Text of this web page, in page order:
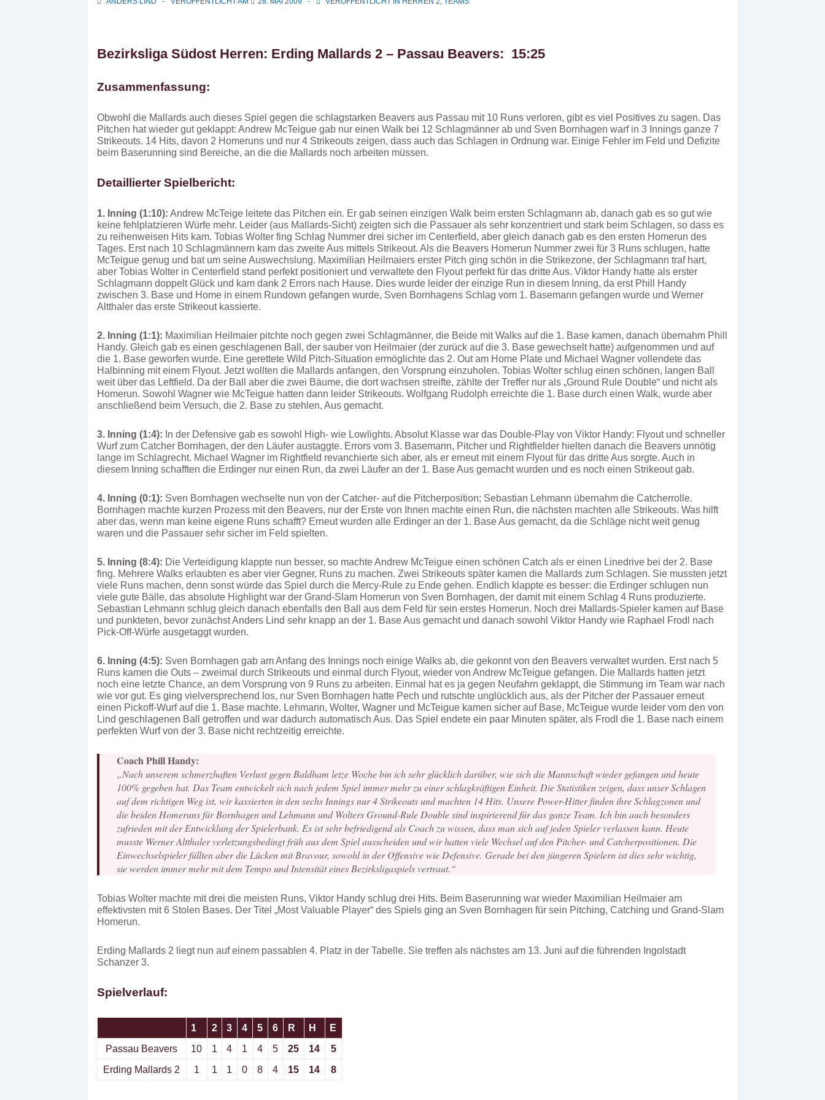
Bezirksliga Südost Herren: Erding Mallards 2 – Passau Beavers: 15:25
Zusammenfassung:
Obwohl die Mallards auch dieses Spiel gegen die schlagstarken Beavers aus Passau mit 10 Runs verloren, gibt es viel Positives zu sagen. Das
Pitchen hat wieder gut geklappt: Andrew McTeigue gab nur einen Walk bei 12 Schlagmänner ab und Sven Bornhagen warf in 3 Innings ganze 7
Strikeouts. 14 Hits, davon 2 Homeruns und nur 4 Strikeouts zeigen, dass auch das Schlagen in Ordnung war. Einige Fehler im Feld und Defizite
beim Baserunning sind Bereiche, an die die Mallards noch arbeiten müssen.
Detaillierter Spielbericht:
1. Inning (1:10): Andrew McTeige leitete das Pitchen ein. Er gab seinen einzigen Walk beim ersten Schlagmann ab, danach gab es so gut wie
keine fehlplatzieren Würfe mehr. Leider (aus Mallards-Sicht) zeigten sich die Passauer als sehr konzentriert und stark beim Schlagen, so dass es
zu reihenweisen Hits kam. Tobias Wolter fing Schlag Nummer drei sicher im Centerfield, aber gleich danach gab es den ersten Homerun des
Tages. Erst nach 10 Schlagmännern kam das zweite Aus mittels Strikeout. Als die Beavers Homerun Nummer zwei für 3 Runs schlugen, hatte
McTeigue genug und bat um seine Auswechslung. Maximilian Heilmaiers erster Pitch ging schön in die Strikezone, der Schlagmann traf hart,
aber Tobias Wolter in Centerfield stand perfekt positioniert und verwaltete den Flyout perfekt für das dritte Aus. Viktor Handy hatte als erster
Schlagmann doppelt Glück und kam dank 2 Errors nach Hause. Dies wurde leider der einzige Run in diesem Inning, da erst Phill Handy
zwischen 3. Base und Home in einem Rundown gefangen wurde, Sven Bornhagens Schlag vom 1. Basemann gefangen wurde und Werner
Altthaler das erste Strikeout kassierte.
2. Inning (1:1): Maximilian Heilmaier pitchte noch gegen zwei Schlagmänner, die Beide mit Walks auf die 1. Base kamen, danach übernahm Phill
Handy. Gleich gab es einen geschlagenen Ball, der sauber von Heilmaier (der zurück auf die 3. Base gewechselt hatte) aufgenommen und auf
die 1. Base geworfen wurde. Eine gerettete Wild Pitch-Situation ermöglichte das 2. Out am Home Plate und Michael Wagner vollendete das
Halbinning mit einem Flyout. Jetzt wollten die Mallards anfangen, den Vorsprung einzuholen. Tobias Wolter schlug einen schönen, langen Ball
weit über das Leftfield. Da der Ball aber die zwei Bäume, die dort wachsen streifte, zählte der Treffer nur als „Ground Rule Double“ und nicht als
Homerun. Sowohl Wagner wie McTeigue hatten dann leider Strikeouts. Wolfgang Rudolph erreichte die 1. Base durch einen Walk, wurde aber
anschließend beim Versuch, die 2. Base zu stehlen, Aus gemacht.
3. Inning (1:4): In der Defensive gab es sowohl High- wie Lowlights. Absolut Klasse war das Double-Play von Viktor Handy: Flyout und schneller
Wurf zum Catcher Bornhagen, der den Läufer austaggte. Errors vom 3. Basemann, Pitcher und Rightfielder hielten danach die Beavers unnötig
lange im Schlagrecht. Michael Wagner im Rightfield revanchierte sich aber, als er erneut mit einem Flyout für das dritte Aus sorgte. Auch in
diesem Inning schafften die Erdinger nur einen Run, da zwei Läufer an der 1. Base Aus gemacht wurden und es noch einen Strikeout gab.
4. Inning (0:1): Sven Bornhagen wechselte nun von der Catcher- auf die Pitcherposition; Sebastian Lehmann übernahm die Catcherrolle.
Bornhagen machte kurzen Prozess mit den Beavers, nur der Erste von Ihnen machte einen Run, die nächsten machten alle Strikeouts. Was hilft
aber das, wenn man keine eigene Runs schafft? Erneut wurden alle Erdinger an der 1. Base Aus gemacht, da die Schläge nicht weit genug
waren und die Passauer sehr sicher im Feld spielten.
5. Inning (8:4): Die Verteidigung klappte nun besser, so machte Andrew McTeigue einen schönen Catch als er einen Linedrive bei der 2. Base
fing. Mehrere Walks erlaubten es aber vier Gegner, Runs zu machen. Zwei Strikeouts später kamen die Mallards zum Schlagen. Sie mussten jetzt
viele Runs machen, denn sonst würde das Spiel durch die Mercy-Rule zu Ende gehen. Endlich klappte es besser: die Erdinger schlugen nun
viele gute Bälle, das absolute Highlight war der Grand-Slam Homerun von Sven Bornhagen, der damit mit einem Schlag 4 Runs produzierte.
Sebastian Lehmann schlug gleich danach ebenfalls den Ball aus dem Feld für sein erstes Homerun. Noch drei Mallards-Spieler kamen auf Base
und punkteten, bevor zunächst Anders Lind sehr knapp an der 1. Base Aus gemacht und danach sowohl Viktor Handy wie Raphael Frodl nach
Pick-Off-Würfe ausgetaggt wurden.
6. Inning (4:5): Sven Bornhagen gab am Anfang des Innings noch einige Walks ab, die gekonnt von den Beavers verwaltet wurden. Erst nach 5
Runs kamen die Outs – zweimal durch Strikeouts und einmal durch Flyout, wieder von Andrew McTeigue gefangen. Die Mallards hatten jetzt
noch eine letzte Chance, an dem Vorsprung von 9 Runs zu arbeiten. Einmal hat es ja gegen Neufahrn geklappt, die Stimmung im Team war nach
wie vor gut. Es ging vielversprechend los, nur Sven Bornhagen hatte Pech und rutschte unglücklich aus, als der Pitcher der Passauer erneut
einen Pickoff-Wurf auf die 1. Base machte. Lehmann, Wolter, Wagner und McTeigue kamen sicher auf Base, McTeigue wurde leider vom den von
Lind geschlagenen Ball getroffen und war dadurch automatisch Aus. Das Spiel endete ein paar Minuten später, als Frodl die 1. Base nach einem
perfekten Wurf von der 3. Base nicht rechtzeitig erreichte.
Coach Phill Handy:
„Nach unserem schmerzhaften Verlust gegen Baldham letze Woche bin ich sehr glücklich darüber, wie sich die Mannschaft wieder gefangen und heute
100% gegeben hat. Das Team entwickelt sich nach jedem Spiel immer mehr zu einer schlagkräftigen Einheit. Die Statistiken zeigen, dass unser Schlagen
auf dem richtigen Weg ist, wir kassierten in den sechs Innings nur 4 Strikeouts und machten 14 Hits. Unsere Power-Hitter finden ihre Schlagzonen und
die beiden Homeruns für Bornhagen und Lehmann und Wolters Ground-Rule Double sind inspirierend für das ganze Team. Ich bin auch besonders
zufrieden mit der Entwicklung der Spielerbank. Es ist sehr befriedigend als Coach zu wissen, dass man sich auf jeden Spieler verlassen kann. Heute
musste Werner Altthaler verletzungsbedingt früh aus dem Spiel ausscheiden und wir hatten viele Wechsel auf den Pitcher- und Catcherpositionen. Die
Einwechselspieler füllten aber die Lücken mit Bravour, sowohl in der Offensive wie Defensive. Gerade bei den jüngeren Spielern ist dies sehr wichtig,
sie werden immer mehr mit dem Tempo und Intensität eines Bezirksligaspiels vertraut.“
Tobias Wolter machte mit drei die meisten Runs, Viktor Handy schlug drei Hits. Beim Baserunning war wieder Maximilian Heilmaier am
effektivsten mit 6 Stolen Bases. Der Titel „Most Valuable Player“ des Spiels ging an Sven Bornhagen für sein Pitching, Catching und Grand-Slam
Homerun.
Erding Mallards 2 liegt nun auf einem passablen 4. Platz in der Tabelle. Sie treffen als nächstes am 13. Juni auf die führenden Ingolstadt
Schanzer 3.
Spielverlauf:
1 2 3 4 5 6 R H
E
Passau Beavers
10 1 4 1 4 5 25 14
5
Erding Mallards 2
1 1 1 0 8 4 15 14 8